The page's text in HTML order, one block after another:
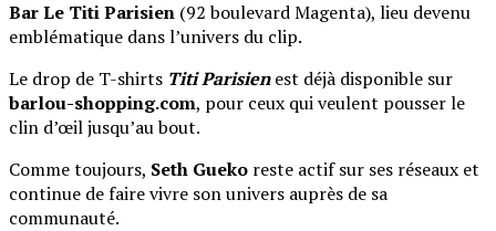
Bar Le Titi Parisien (92 boulevard Magenta), lieu devenu
emblématique dans l’univers du clip.
Le drop de T-shirts Titi Parisienest déjà disponible sur
barlou-shopping.com, pour ceux qui veulent pousser le
clin d’œil jusqu’au bout.
Comme toujours, Seth Gueko reste actif sur ses réseaux et
continue de faire vivre son univers auprès de sa
communauté.